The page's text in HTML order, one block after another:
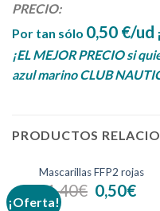
PRECIO:
Por tan sólo 0,50 €/ud
¡EL MEJOR PRECIO si
azul marino CLUB
PRODUCTOS
¡Oferta!
Mascarillas FFP2 rojas
1,40€ 0,50€